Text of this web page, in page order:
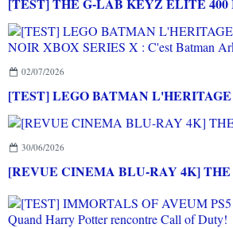
02/07/2026
30/06/2026
[REVUE CINEMA BLU-RAY 4K]